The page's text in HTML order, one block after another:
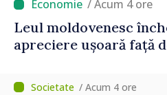
/ Acum 4 ore
Leul moldovenesc
apreciere ușoară față
/ Acum 4 ore